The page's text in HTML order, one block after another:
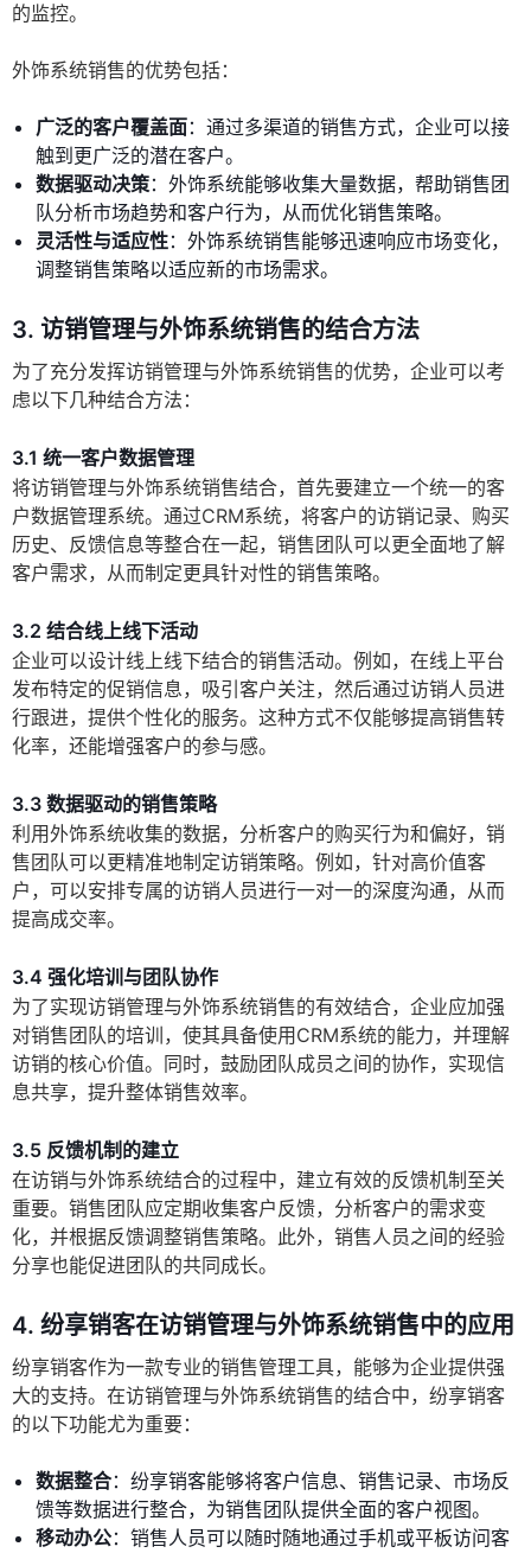
的监控。
外饰系统销售的优势包括：
广泛的客户覆盖面：通过多渠道的销售方式，企业可以接
触到更广泛的潜在客户。
数据驱动决策：外饰系统能够收集大量数据，帮助销售团
队分析市场趋势和客户行为，从而优化销售策略。
灵活性与适应性：外饰系统销售能够迅速响应市场变化，
调整销售策略以适应新的市场需求。
3. 访销管理与外饰系统销售的结合方法
为了充分发挥访销管理与外饰系统销售的优势，企业可以考
虑以下几种结合方法：
3.1 统一客户数据管理
将访销管理与外饰系统销售结合，首先要建立一个统一的客
户数据管理系统。通过CRM系统，将客户的访销记录、购买
历史、反馈信息等整合在一起，销售团队可以更全面地了解
客户需求，从而制定更具针对性的销售策略。
3.2 结合线上线下活动
企业可以设计线上线下结合的销售活动。例如，在线上平台
发布特定的促销信息，吸引客户关注，然后通过访销人员进
行跟进，提供个性化的服务。这种方式不仅能够提高销售转
化率，还能增强客户的参与感。
3.3 数据驱动的销售策略
利用外饰系统收集的数据，分析客户的购买行为和偏好，销
售团队可以更精准地制定访销策略。例如，针对高价值客
户，可以安排专属的访销人员进行一对一的深度沟通，从而
提高成交率。
3.4 强化培训与团队协作
为了实现访销管理与外饰系统销售的有效结合，企业应加强
对销售团队的培训，使其具备使用CRM系统的能力，并理解
访销的核心价值。同时，鼓励团队成员之间的协作，实现信
息共享，提升整体销售效率。
3.5 反馈机制的建立
在访销与外饰系统结合的过程中，建立有效的反馈机制至关
重要。销售团队应定期收集客户反馈，分析客户的需求变
化，并根据反馈调整销售策略。此外，销售人员之间的经验
分享也能促进团队的共同成长。
4. 纷享销客在访销管理与外饰系统销售中的应用
纷享销客作为一款专业的销售管理工具，能够为企业提供强
大的支持。在访销管理与外饰系统销售的结合中，纷享销客
的以下功能尤为重要：
数据整合：纷享销客能够将客户信息、销售记录、市场反
馈等数据进行整合，为销售团队提供全面的客户视图。
移动办公：销售人员可以随时随地通过手机或平板访问客